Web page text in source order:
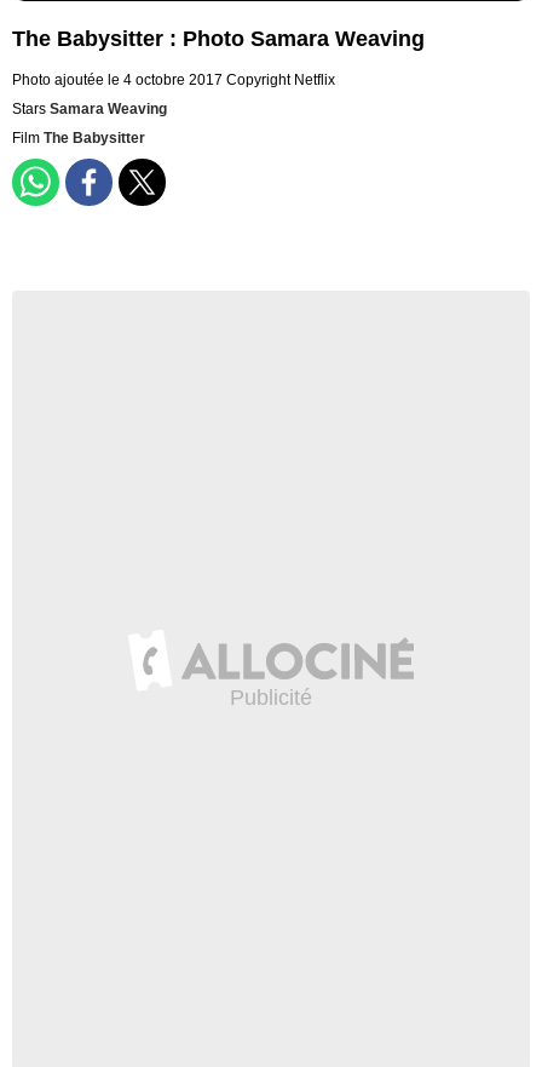
The Babysitter : Photo Samara Weaving
Photo ajoutée le 4 octobre 2017 Copyright Netflix
Stars Samara Weaving
Film The Babysitter